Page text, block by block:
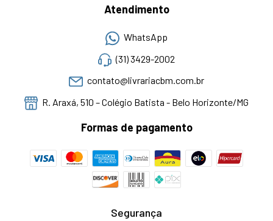
Atendimento
WhatsApp
(31) 3429-2002
contato@livrariacbm.com.br
R. Araxá, 510 – Colégio Batista - Belo Horizonte/MG
Formas de pagamento
Segurança